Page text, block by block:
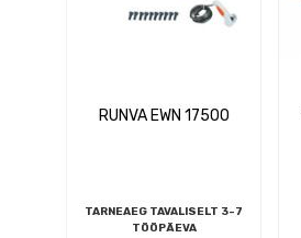
RUNVA EWN 17500
TARNEAEG TAVALISELT 3-7
TÖÖPÄEVA